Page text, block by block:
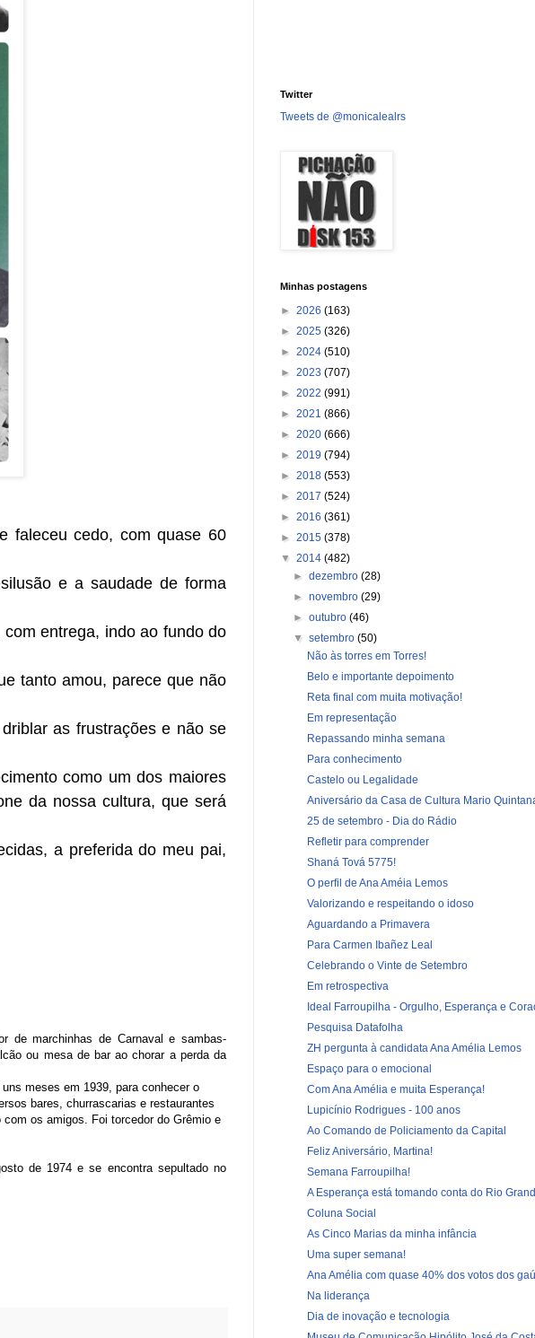
faleceu cedo, com quase 60
e a saudade de forma
entrega, indo ao fundo do
tanto amou, parece que não
as frustrações e não se
como um dos maiores
da nossa cultura, que será
a preferida do meu pai,
de marchinhas de Carnaval e sambas-
ou mesa de bar ao chorar a perda da
meses em 1939, para conhecer o
bares, churrascarias e restaurantes
os amigos. Foi torcedor do Grêmio e
de 1974 e se encontra sepultado no
Twitter
Tweets de @monicalealrs
Minhas postagens
► 2026 (163)
► 2025 (326)
► 2024 (510)
► 2023 (707)
► 2022 (991)
► 2021 (866)
► 2020 (666)
► 2019 (794)
► 2018 (553)
► 2017 (524)
► 2016 (361)
► 2015 (378)
▼ 2014 (482)
►dezembro(28)
►novembro(29)
►outubro(46)
▼setembro(50)
Não às torres em Torres!
Belo e importante depoimento
Reta final com muita motivação!
Em representação
Repassando minha semana
Para conhecimento
Castelo ou Legalidade
Aniversário da Casa de Cultura Mario
25 de setembro - Dia do Rádio
Refletir para comprender
Shaná Tová 5775!
O perfil de Ana Améia Lemos
Valorizando e respeitando o idoso
Aguardando a Primavera
Para Carmen Ibañez Leal
Celebrando o Vinte de Setembro
Em retrospectiva
Ideal Farroupilha - Orgulho, Esperança e
Pesquisa Datafolha
ZH pergunta à candidata Ana Amélia Lemos
Espaço para o emocional
Com Ana Amélia e muita Esperança!
Lupicínio Rodrigues - 100 anos
Ao Comando de Policiamento da Capital
Feliz Aniversário, Martina!
Semana Farroupilha!
A Esperança está tomando conta do Rio
Coluna Social
As Cinco Marias da minha infância
Uma super semana!
Ana Amélia com quase 40% dos votos dos
Na liderança
Dia de inovação e tecnologia